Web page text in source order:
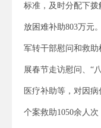
标准，及时分配下
放困难补助803万元。
军转干部慰问和救
展春节走访慰问、“
医疗补助等，对因
个案救助1050余人次